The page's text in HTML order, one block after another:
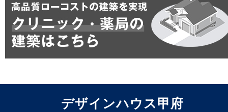
デザインハウス甲府